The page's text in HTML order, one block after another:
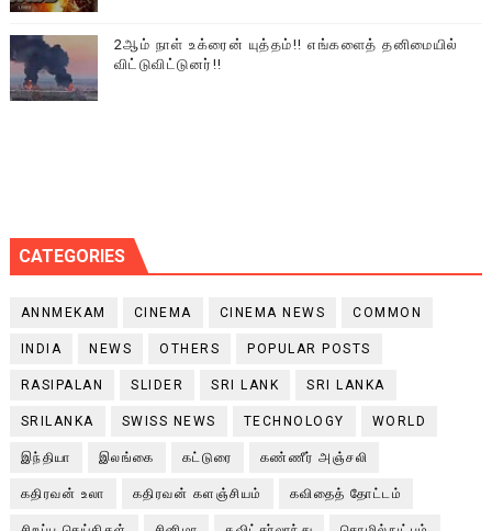
2ஆம் நாள் உக்ரைன் யுத்தம்!! எங்களைத் தனிமையில்
விட்டுவிட்டுனர்!!
CATEGORIES
ANNMEKAM CINEMA CINEMA NEWS COMMON
INDIA NEWS OTHERS POPULAR POSTS
RASIPALAN SLIDER SRI LANK SRI LANKA
SRILANKA SWISS NEWS TECHNOLOGY WORLD
இந்தியா இலங்கை கட்டுரை கண்ணீர் அஞ்சலி
கதிரவன் உலா கதிரவன் களஞ்சியம் கவிதைத் தோட்டம்